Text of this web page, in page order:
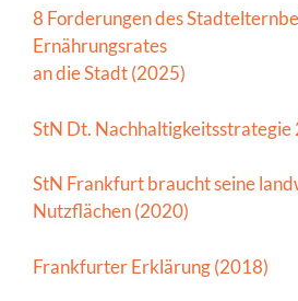
8 Forderungen des
Ernährungsrates
an die Stadt (2025)
StN Dt. Nachhaltigkeitsstrategie
StN Frankfurt braucht seine
Nutzflächen (2020)
Frankfurter Erklärung (2018)